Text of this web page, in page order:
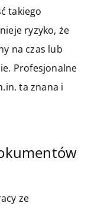
takiego
ryzyko, że
na czas lub
Profesjonalne
ta znana i
ze